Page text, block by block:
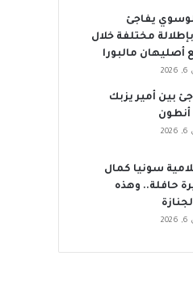
يفاجئ
مختلفة خلال
أصليهان مالبورا
بين أمير يزبك
أنطون
سونيا كمال
حافلة.. وهذه